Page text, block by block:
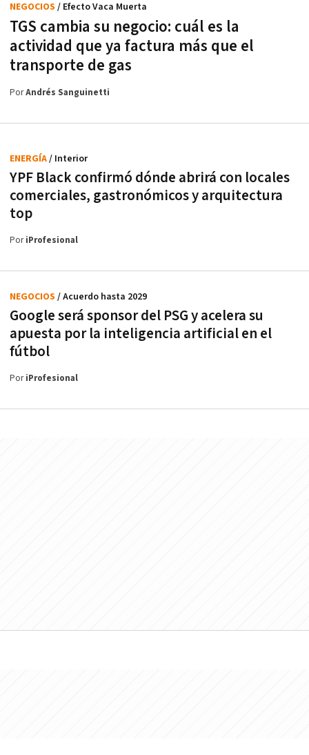
TGS cambia su negocio: cuál es la
actividad que ya factura más que el
transporte de gas
NEGOCIOS / Efecto Vaca Muerta
PorAndrés Sanguinetti
YPF Black confirmó dónde abrirá con locales
comerciales, gastronómicos y arquitectura
top
ENERGÍA/ Interior
PoriProfesional
Google será sponsor del PSG y acelera su
apuesta por la inteligencia artificial en el
fútbol
NEGOCIOS / Acuerdo hasta 2029
PoriProfesional